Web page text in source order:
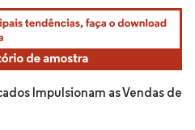
requer atribuição conforme CC BY 4.0.
Impulsionam as Vendas de